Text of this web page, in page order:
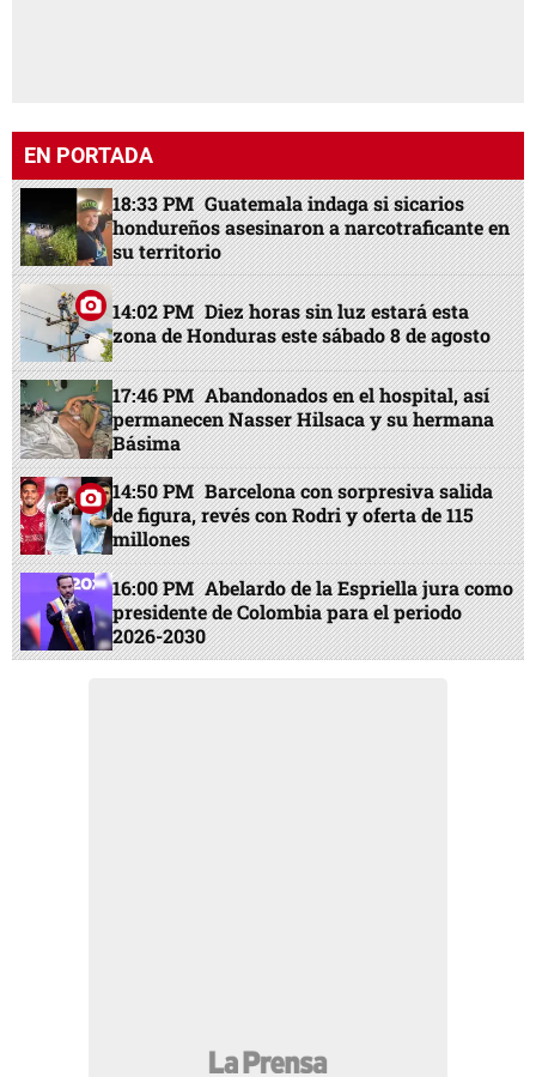
EN PORTADA
18:33 PM Guatemala indaga si sicarios
hondureños asesinaron a narcotraficante en
su territorio
14:02 PM Diez horas sin luz estará esta
zona de Honduras este sábado 8 de agosto
17:46 PM Abandonados en el hospital, así
permanecen Nasser Hilsaca y su hermana
Básima
14:50 PM Barcelona con sorpresiva salida
de figura, revés con Rodri y oferta de 115
millones
16:00 PM Abelardo de la Espriella jura como
presidente de Colombia para el periodo
2026-2030